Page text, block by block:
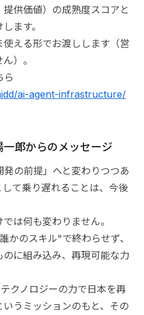
供価値）の成熟度スコアと
ます。
える形でお渡しします（営
）。
ら
ai-agent-infrastructure/
郎からのメッセージ
の前提」へと変わりつつあ
て乗り遅れることは、今後
は何も変わりません。
かのスキル"で終わらせず、
に組み込み、再現可能な力
クノロジーの力で日本を再
うミッションのもと、その